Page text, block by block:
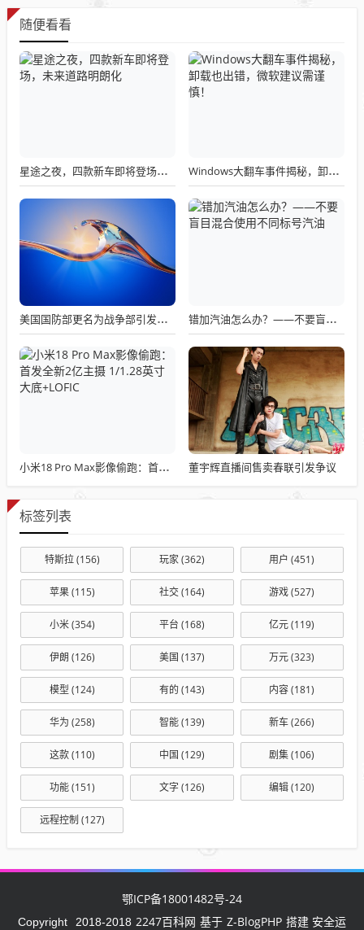
随便看看
星途之夜，四款新车即将登场，未来道路明朗化 Windows大翻车事件揭秘，卸载也出错，微软建议需谨慎！
美国国防部更名为战争部引发关注热议 错加汽油怎么办？——不要盲目混合使用不同标号汽油
小米18 Pro Max影像偷跑：首发全新2亿主摄 1/1.28英寸大底+LOFIC 董宇辉直播间售卖春联引发争议
标签列表
特斯拉(156) 玩家(362) 用户 (451)
苹果(115) 社交(164) 游戏(527)
小米(354) 平台 (168) 亿元(119)
伊朗 (126) 美国 (137) 万元(323)
模型 (124) 有的 (143) 内容(181)
华为 (258) 智能(139) 新车(266)
这款(110) 中国 (129) 剧集(106)
功能(151) 文字(126) 编辑(120)
远程控制 (127)
鄂ICP备18001482号-24
Copyright 2018-2018 2247百科网 基于 Z-BlogPHP 搭建 安全运